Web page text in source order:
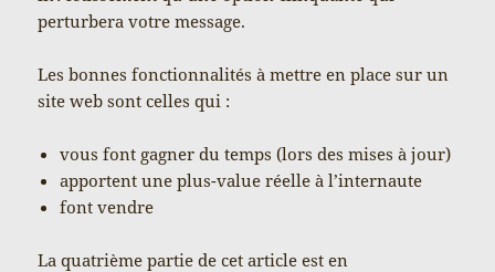
perturbera votre message.
Les bonnes fonctionnalités à mettre en place sur un
site web sont celles qui :
vous font gagner du temps (lors des mises à jour)
apportent une plus-value réelle à l’internaute
font vendre
La quatrième partie de cet article est en